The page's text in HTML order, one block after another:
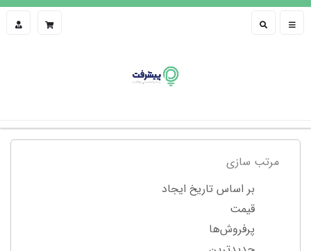
مرتب سازی
بر اساس تاریخ ایجاد
قیمت
پرفروش‌ها